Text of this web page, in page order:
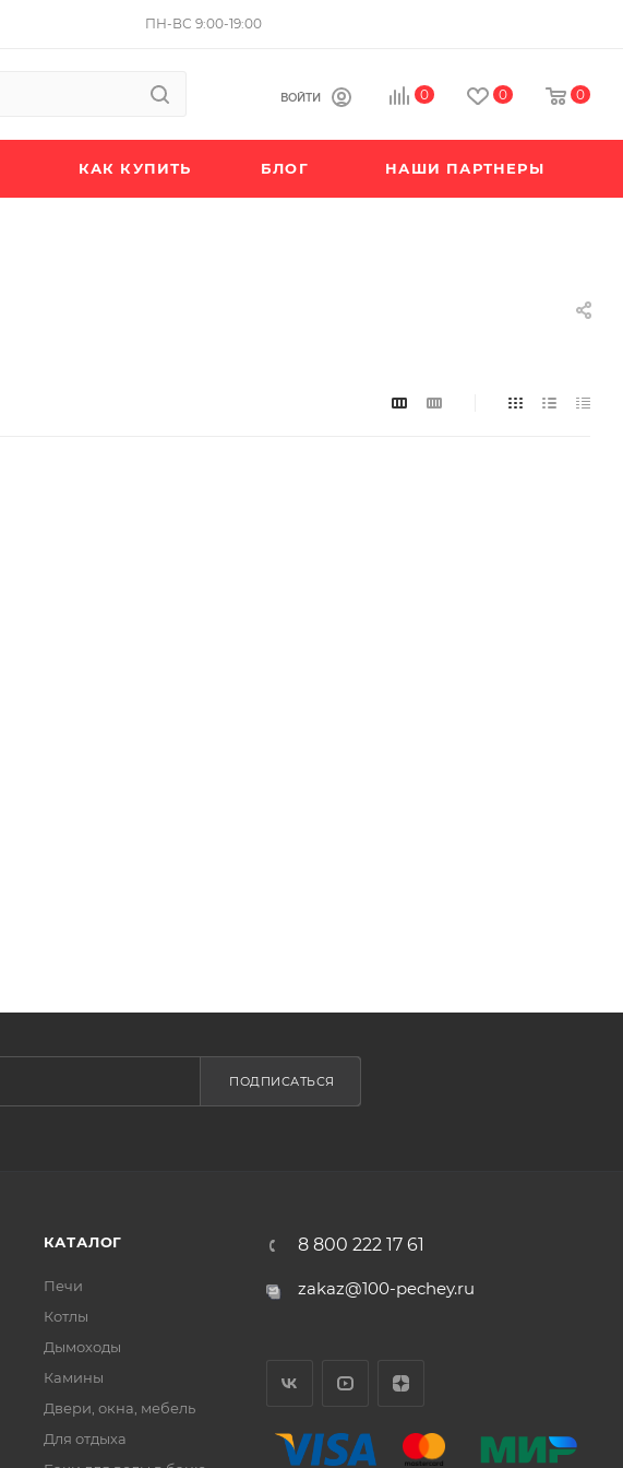
ПН-ВС 9:00-19:00
ВОЙТИ 0 0 0
КАК КУПИТЬ БЛОГ НАШИ ПАРТНЕРЫ
ПОДПИСАТЬСЯ
КАТАЛОГ
Печи
Котлы
Дымоходы
Камины
Двери, окна, мебель
Для отдыха
8 800 222 17 61
zakaz@100-pechey.ru